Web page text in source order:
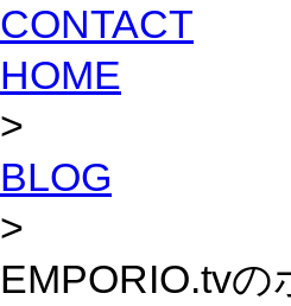
CONTACT
HOME
>
BLOG
>
EMPORIO.tv